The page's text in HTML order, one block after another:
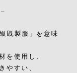
既製服」を意味
を使用し、
やすい、